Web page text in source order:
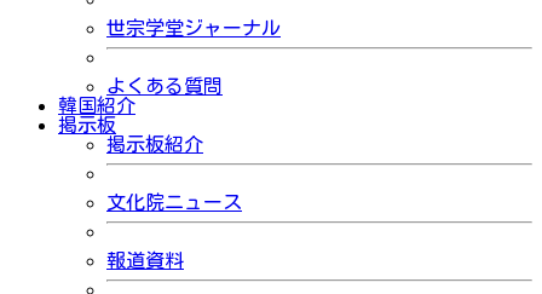
世宗学堂ジャーナル
よくある質問
韓国紹介
掲示板
掲示板紹介
文化院ニュース
報道資料